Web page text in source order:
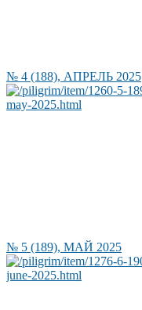
№ 4 (188), АПРЕЛЬ 2025
№ 5 (189), МАЙ 2025